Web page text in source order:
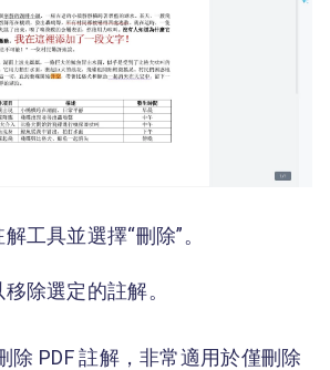
工具並選擇“刪除”。
除選定的註解。
除 PDF 註解，非常適用於僅刪除